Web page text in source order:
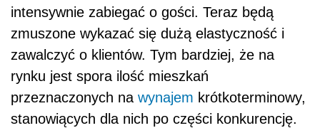
intensywnie zabiegać o gości. Teraz będą
zmuszone wykazać się dużą elastyczność i
zawalczyć o klientów. Tym bardziej, że na
rynku jest spora ilość mieszkań
przeznaczonych na wynajem krótkoterminowy,
stanowiących dla nich po części konkurencję.